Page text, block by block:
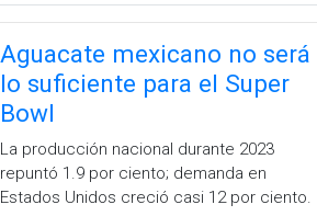
Aguacate mexicano no será
lo suficiente para el Super
Bowl
La producción nacional durante 2023
repuntó 1.9 por ciento; demanda en
Estados Unidos creció casi 12 por ciento.